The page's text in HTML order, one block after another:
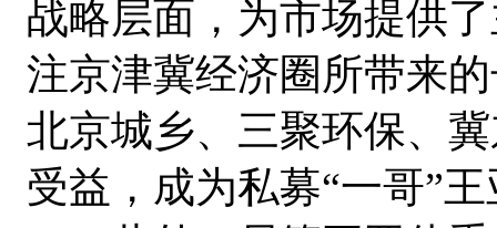
战略层面，为市场提供
注京津冀经济圈所带来
北京城乡、三聚环保、
受益，成为私募“一哥”